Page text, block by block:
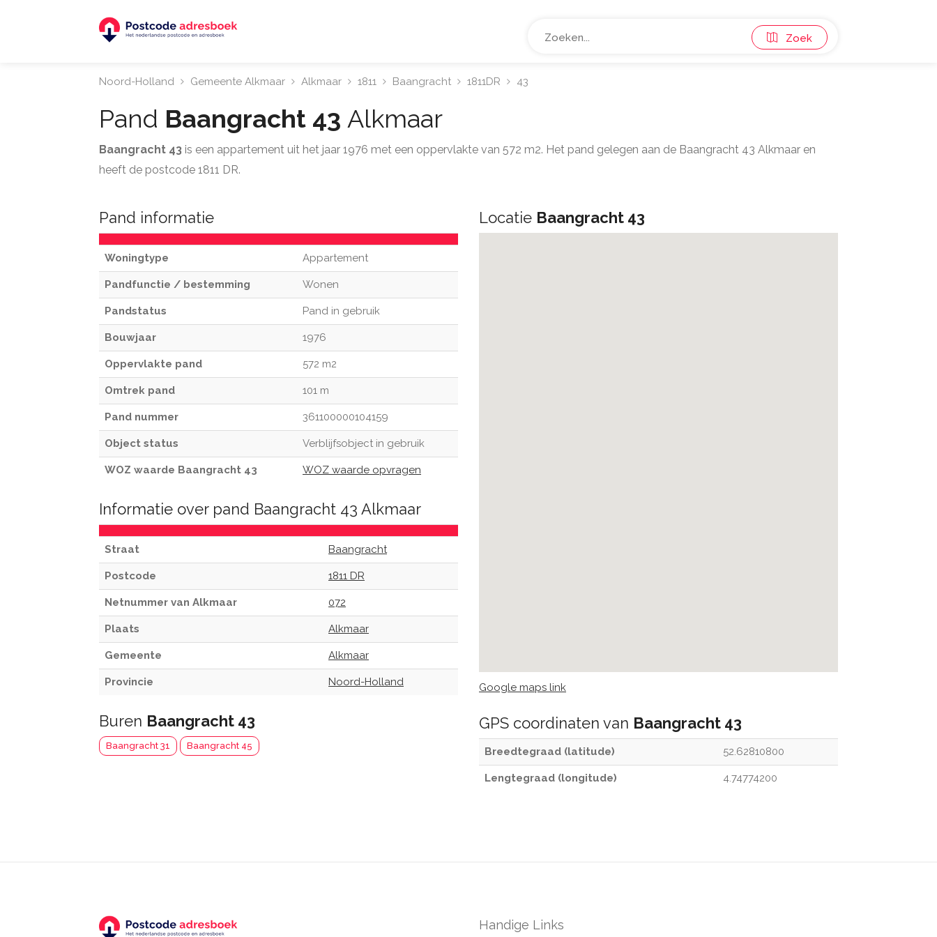
Zoek
Noord-Holland Gemeente Alkmaar Alkmaar 1811 Baangracht 1811DR 43
Pand Baangracht 43 Alkmaar
Baangracht 43 is een appartement uit het jaar 1976 met een oppervlakte van 572 m2. Het pand gelegen aan de Baangracht 43 Alkmaar en
heeft de postcode 1811 DR.
Pand informatie
Woningtype Appartement
Pandfunctie / bestemming Wonen
Pandstatus Pand in gebruik
Bouwjaar 1976
Oppervlakte pand 572 m2
Omtrek pand 101 m
Pand nummer 361100000104159
Object status Verblijfsobject in gebruik
WOZ waarde Baangracht 43 WOZ waarde opvragen
Informatie over pand Baangracht 43 Alkmaar
Straat Baangracht
Postcode 1811 DR
Netnummer van Alkmaar 072
Plaats Alkmaar
Gemeente Alkmaar
Provincie Noord-Holland
Buren Baangracht 43
Baangracht 31 Baangracht 45
Locatie Baangracht 43
Google maps link
GPS coordinaten van Baangracht 43
Breedtegraad (latitude) 52.62810800
Lengtegraad (longitude) 4.74774200
Handige Links